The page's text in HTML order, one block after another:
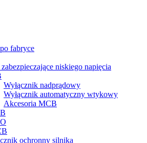
fabryce
niskiego napięcia
Wyłącznik nadprądowy
Wyłącznik automatyczny wtykowy
Akcesoria MCB
ochronny silnika